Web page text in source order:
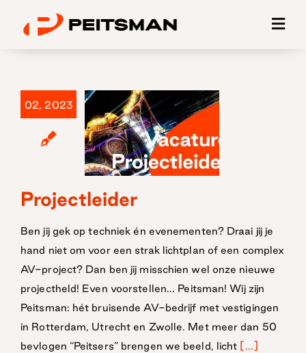
inhoud
02, 2023
Projectleider
Ben jij gek op techniek én evenementen? Draai jij je
hand niet om voor een strak lichtplan of een complex
AV-project? Dan ben jij misschien wel onze nieuwe
projectheld! Even voorstellen... Peitsman! Wij zijn
Peitsman: hét bruisende AV-bedrijf met vestigingen
in Rotterdam, Utrecht en Zwolle. Met meer dan 50
bevlogen “Peitsers” brengen we beeld, licht [...]